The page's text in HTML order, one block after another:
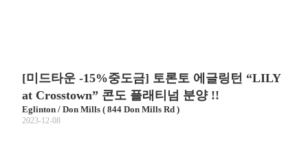
[미드타운 -15%중도금] 토론토 에글링턴 “LILY
at Crosstown” 콘도 플래티넘 분양 !!
Eglinton / Don Mills ( 844 Don Mills Rd )
2023-12-08